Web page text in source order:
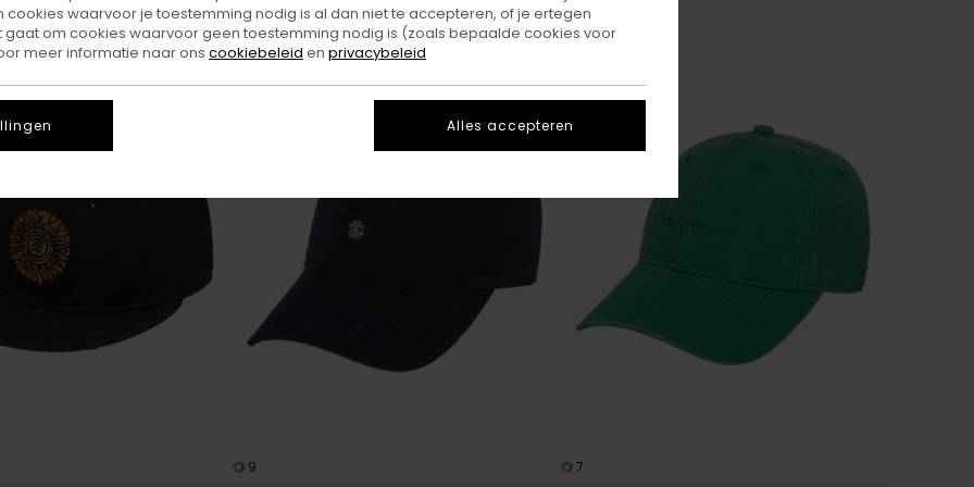
9 7
cookies waarvoor je toestemming nodig is al dan niet te accepteren, of je ertegen
gaat om cookies waarvoor geen toestemming nodig is (zoals bepaalde cookies voor
meer informatie naar ons cookiebeleid en privacybeleid
Alles accepteren